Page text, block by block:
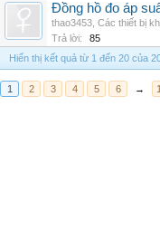
Đồng hồ đo áp
thao3453 Các thiết bị
Trả lời:
85
Hiển thị kết quả từ 1 đến 20 của
1 2 3 4 5 6 →